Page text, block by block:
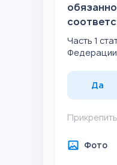
Часть 1
Федерации,
Да
Прикрепить
Фото